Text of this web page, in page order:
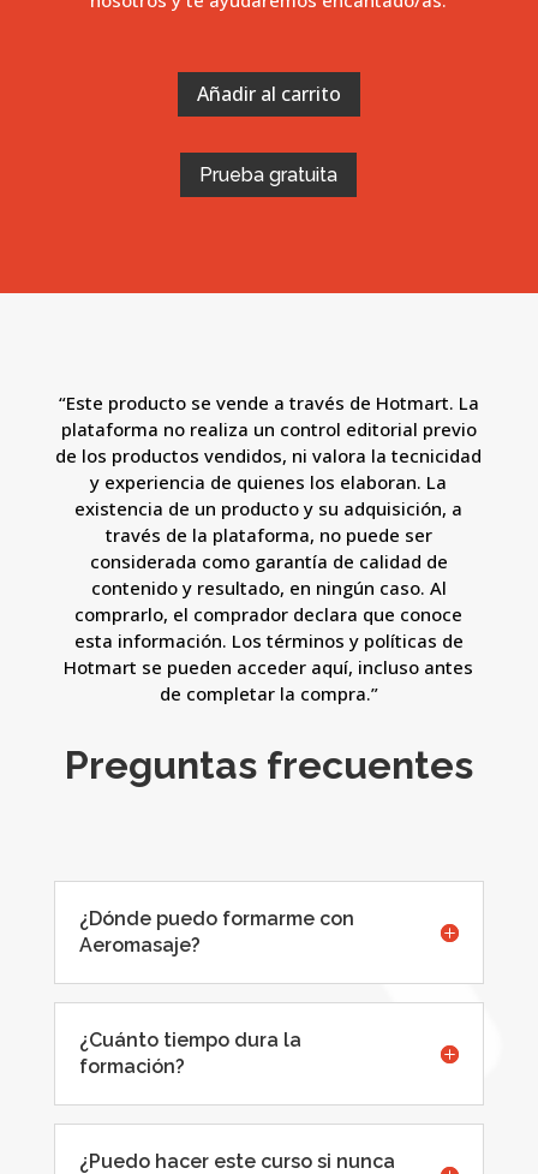
Añadir al carrito
Prueba gratuita
“Este producto se vende a través de Hotmart. La
plataforma no realiza un control editorial previo
de los productos vendidos, ni valora la tecnicidad
y experiencia de quienes los elaboran. La
existencia de un producto y su adquisición, a
través de la plataforma, no puede ser
considerada como garantía de calidad de
contenido y resultado, en ningún caso. Al
comprarlo, el comprador declara que conoce
esta información. Los términos y políticas de
Hotmart se pueden acceder aquí, incluso antes
de completar la compra.”
Preguntas frecuentes
¿Dónde puedo formarme con
Aeromasaje?
¿Cuánto tiempo dura la
formación?
¿Puedo hacer este curso si nunca